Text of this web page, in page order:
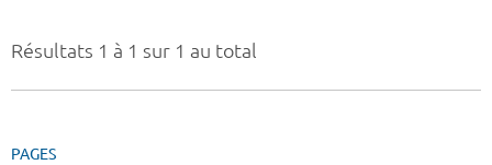
Résultats 1 à 1 sur 1 au total
PAGES